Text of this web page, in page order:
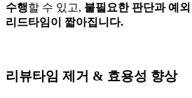
수행할 수 있고, 불필요한 판단과 예
리드타임이 짧아집니다.
리뷰타임 제거 & 효용성 향상